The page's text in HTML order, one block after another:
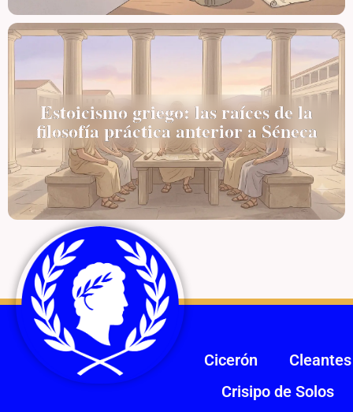
Estoicismo griego: las raíces de la
filosofía práctica anterior a Séneca
Cicerón
Cleantes
Crisipo de Solos